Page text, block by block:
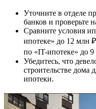
Уточните в отделе
банков и проверьте
Сравните условия
ипотеке» до 12 млн
по «IT-ипотеке» до
Убедитесь, что
строительстве дома
ипотеки.